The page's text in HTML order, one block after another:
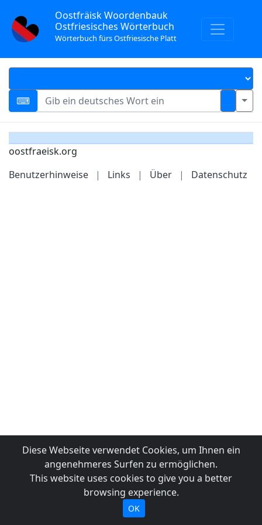
Oostfräisk Woordenbauk
Ostfriesisches Wörterbuch
Wörterbuch fürs Ostfriesische Platt
oostfraeisk.org
Benutzerhinweise
| Links | Über | Datenschutz
Diese Webseite verwendet Cookies, um Ihnen ein
angenehmeres Surfen zu ermöglichen.
This website uses cookies to give you a better
browsing experience.
OK